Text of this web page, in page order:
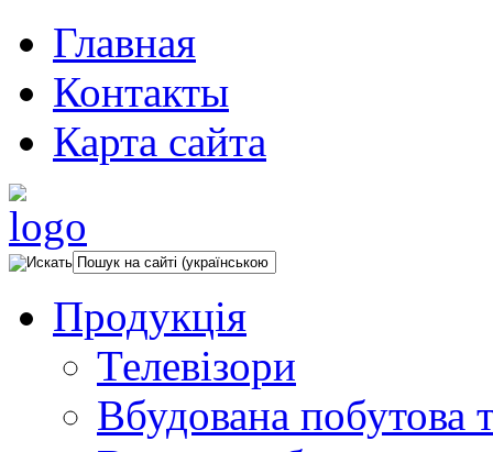
Главная
Контакты
Карта сайта
Продукція
Телевізори
Вбудована побутова